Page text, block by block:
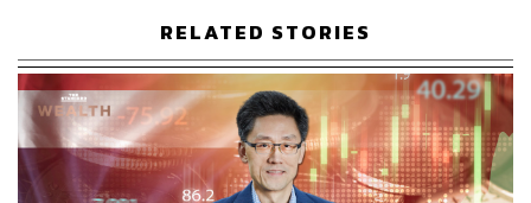
อีกทั้งมีผลกระทบต่อนักลงทุนต่างชาติที่ถือเป็นกลุ่มหลักใน
ตลาดหุ้นไทยที่จะมีภาระต้นทุนในการซื้อ-ขายขึ้นจากเดิมถึง
2 เท่า ซึ่งสถานะนักลงทุนต่างชาติที่เพิ่งเริ่มกลับมาซื้อสุทธิใน
ปีนี้เป็นปีแรก จากที่ขายสุทธิหุ้นไทยออกมาอย่างต่อเนื่อง
หลายปี อาจต้องชะงักลงไป
RELATED STORIES